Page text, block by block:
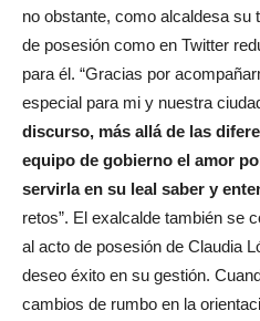
no obstante, como alcaldesa su
de posesión como en Twitter
para él. “Gracias por
especial para mi y nuestra
discurso, más allá de las
equipo de gobierno el amor
servirla en su leal saber y
retos”. El exalcalde también se
al acto de posesión de Claudia
deseo éxito en su gestión.
cambios de rumbo en la